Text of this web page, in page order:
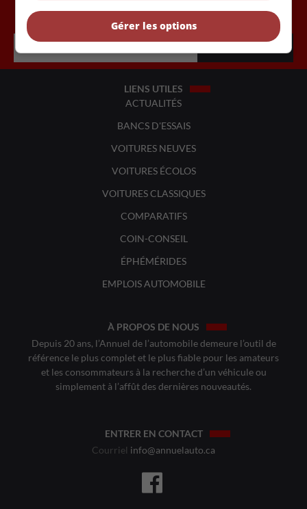
Inscrivez vous à l'infolettre.
LIENS UTILES
ACTUALITÉS
BANCS D'ESSAIS
VOITURES NEUVES
VOITURES ÉCOLOS
VOITURES CLASSIQUES
COMPARATIFS
COIN-CONSEIL
ÉPHÉMÉRIDES
EMPLOIS AUTOMOBILE
À PROPOS DE NOUS
Depuis 20 ans, l’Annuel de l’automobile demeure l’outil de
référence le plus complet et le plus fiable pour les amateurs
et les consommateurs à la recherche d’un véhicule ou
simplement à l’affût des dernières nouveautés.
ENTRER EN CONTACT
Courriel info@annuelauto.ca
Gérer les options